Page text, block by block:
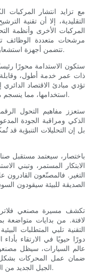
مع تزايد انتشار المركبات
التقليدية، إلا أن تقنية
المركبات الأخرى وأنظمة
مرشحات متعددة الوظائف
تتضمن أجهزة استشعار لتنبيه السائقين عند الحاجة إلى استبدالها.
ستكون الاستدامة محورًا
ذات عمر خدمة أطول، وقابلة
تؤدي مبادئ الاقتصاد
استخدامها، مما ينسجم مع أهداف المسؤولية الاجتماعية للشركات.
الذكي ومراقبة الجودة
بل إن التحليلات التنبؤية قد
باختصار، سيعتمد مستقبل
الابتكار المستمر، وتبني
التغير. فالمصنّعون القادرون
الصديقة للبيئة سيقودون
تكشف مسيرة مصنعي
لافتة. من بدايات متواضعة
التقنية تلبي المتطلبات
دورًا حيويًا في الارتقاء
عالم السيارات، سيظل
ضمان عمل المحركات
الجيل الجديد من السائقين والجهات التنظيمية على حد سواء.